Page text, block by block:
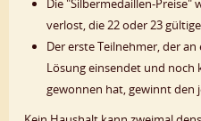
Die "Silbermedaillen-Preise"
verlost, die 22 oder 23
Der erste Teilnehmer, der
Lösung einsendet und noch
gewonnen hat, gewinnt den